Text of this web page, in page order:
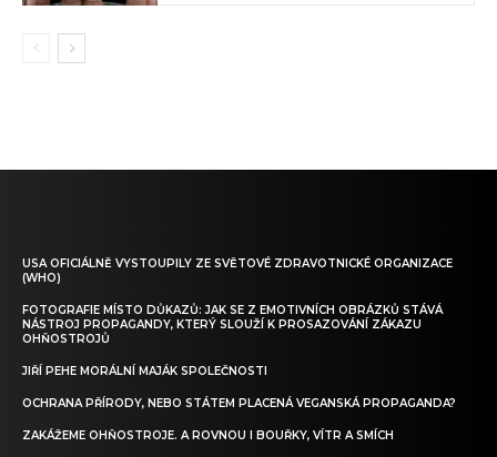
USA OFICIÁLNĚ VYSTOUPILY ZE SVĚTOVÉ ZDRAVOTNICKÉ ORGANIZACE
(WHO)
FOTOGRAFIE MÍSTO DŮKAZŮ: JAK SE Z EMOTIVNÍCH OBRÁZKŮ STÁVÁ
NÁSTROJ PROPAGANDY, KTERÝ SLOUŽÍ K PROSAZOVÁNÍ ZÁKAZU
OHŇOSTROJŮ
JIŘÍ PEHE MORÁLNÍ MAJÁK SPOLEČNOSTI
OCHRANA PŘÍRODY, NEBO STÁTEM PLACENÁ VEGANSKÁ PROPAGANDA?
ZAKÁŽEME OHŇOSTROJE. A ROVNOU I BOUŘKY, VÍTR A SMÍCH